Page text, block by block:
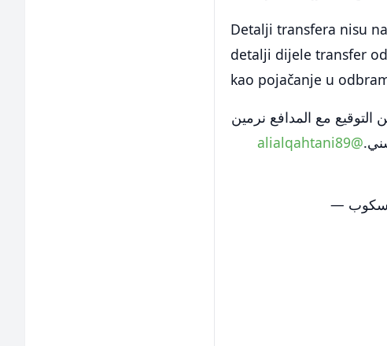
Detalji transfera nisu
detalji dijele transfer
kao pojačanje u
مع المدافع نرمين
@alialqahtani89